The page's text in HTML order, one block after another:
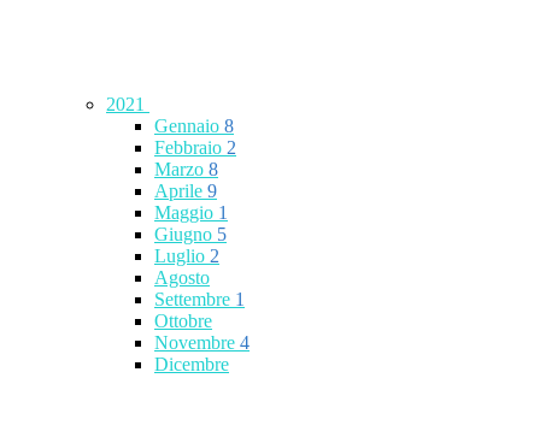
2021
Gennaio 8
Febbraio 2
Marzo 8
Aprile 9
Maggio 1
Giugno 5
Luglio 2
Agosto
Settembre 1
Ottobre
Novembre 4
Dicembre